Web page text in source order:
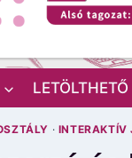
· INTERAKTÍV